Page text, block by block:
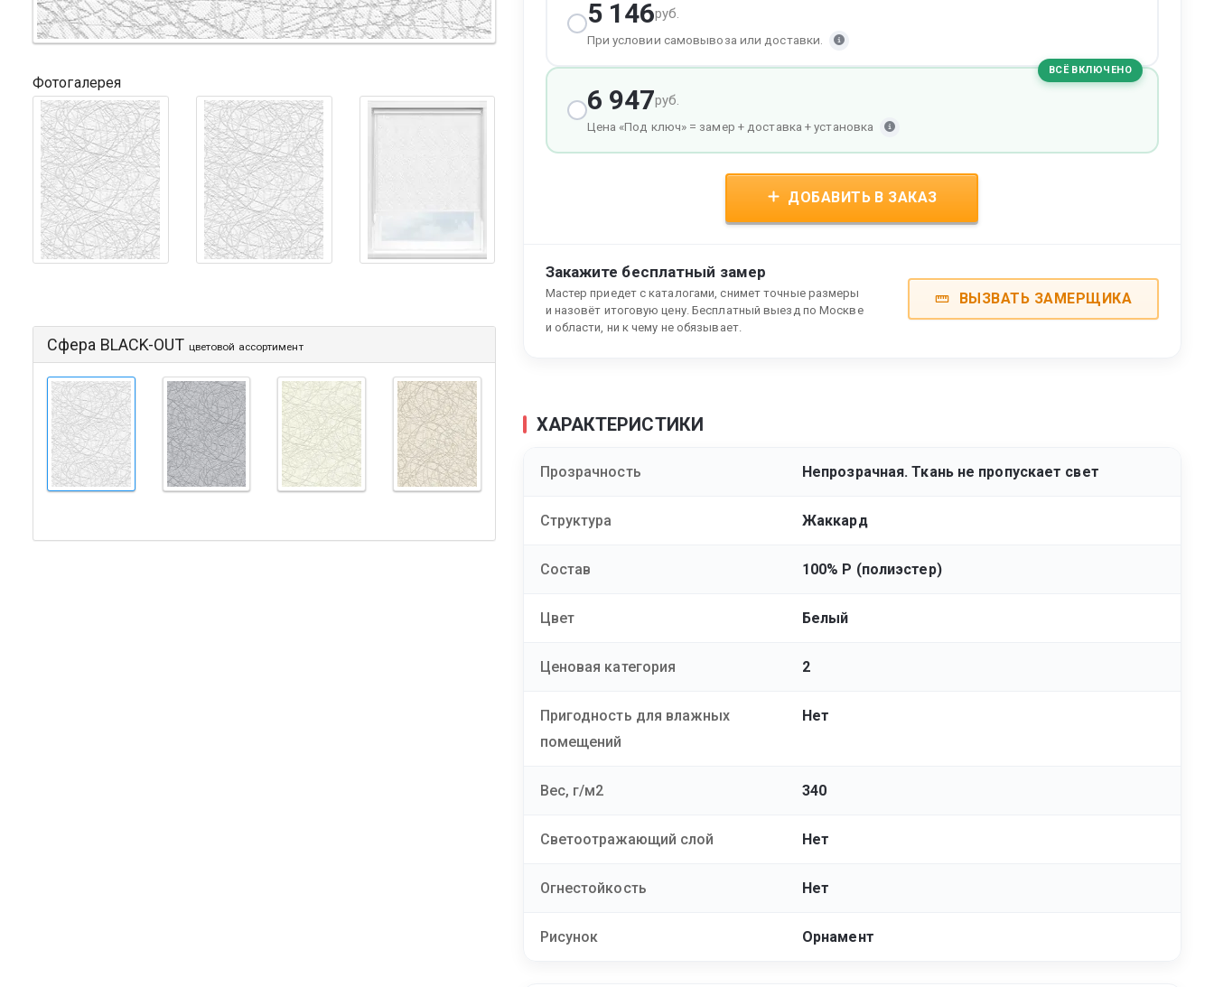
Фотогалерея
Сфера BLACK-OUT цветовой ассортимент
5 146руб.
При условии самовывоза или доставки.
ВСЁ ВКЛЮЧЕНО
6 947руб.
Цена «Под ключ» = замер + доставка + установка
ДОБАВИТЬ В ЗАКАЗ
Закажите бесплатный замер
Мастер приедет с каталогами, снимет точные размеры
и назовёт итоговую цену. Бесплатный выезд по Москве
и области, ни к чему не обязывает.
ВЫЗВАТЬ ЗАМЕРЩИКА
ХАРАКТЕРИСТИКИ
Прозрачность Непрозрачная. Ткань не пропускает свет
Структура Жаккард
Состав 100% Р (полиэстер)
Цвет Белый
Ценовая категория 2
Пригодность для влажных
помещений
Нет
Вес, г/м2 340
Светоотражающий слой Нет
Огнестойкость Нет
Рисунок Орнамент